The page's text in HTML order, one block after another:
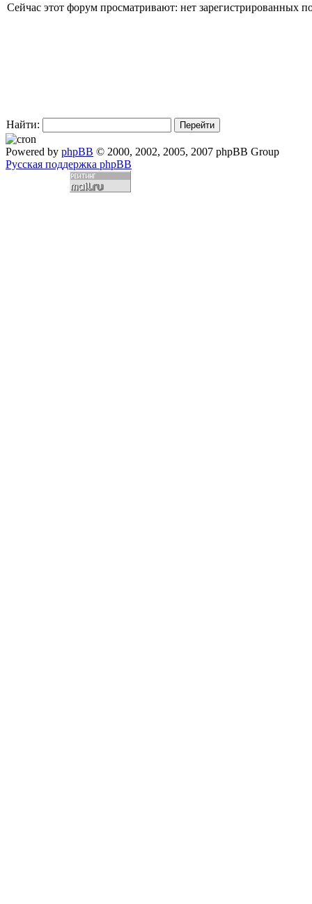
Сейчас этот форум просматривают: нет зарегистрированных
Найти:
Powered by phpBB © 2000, 2002, 2005, 2007 phpBB Group
Русская поддержка phpBB